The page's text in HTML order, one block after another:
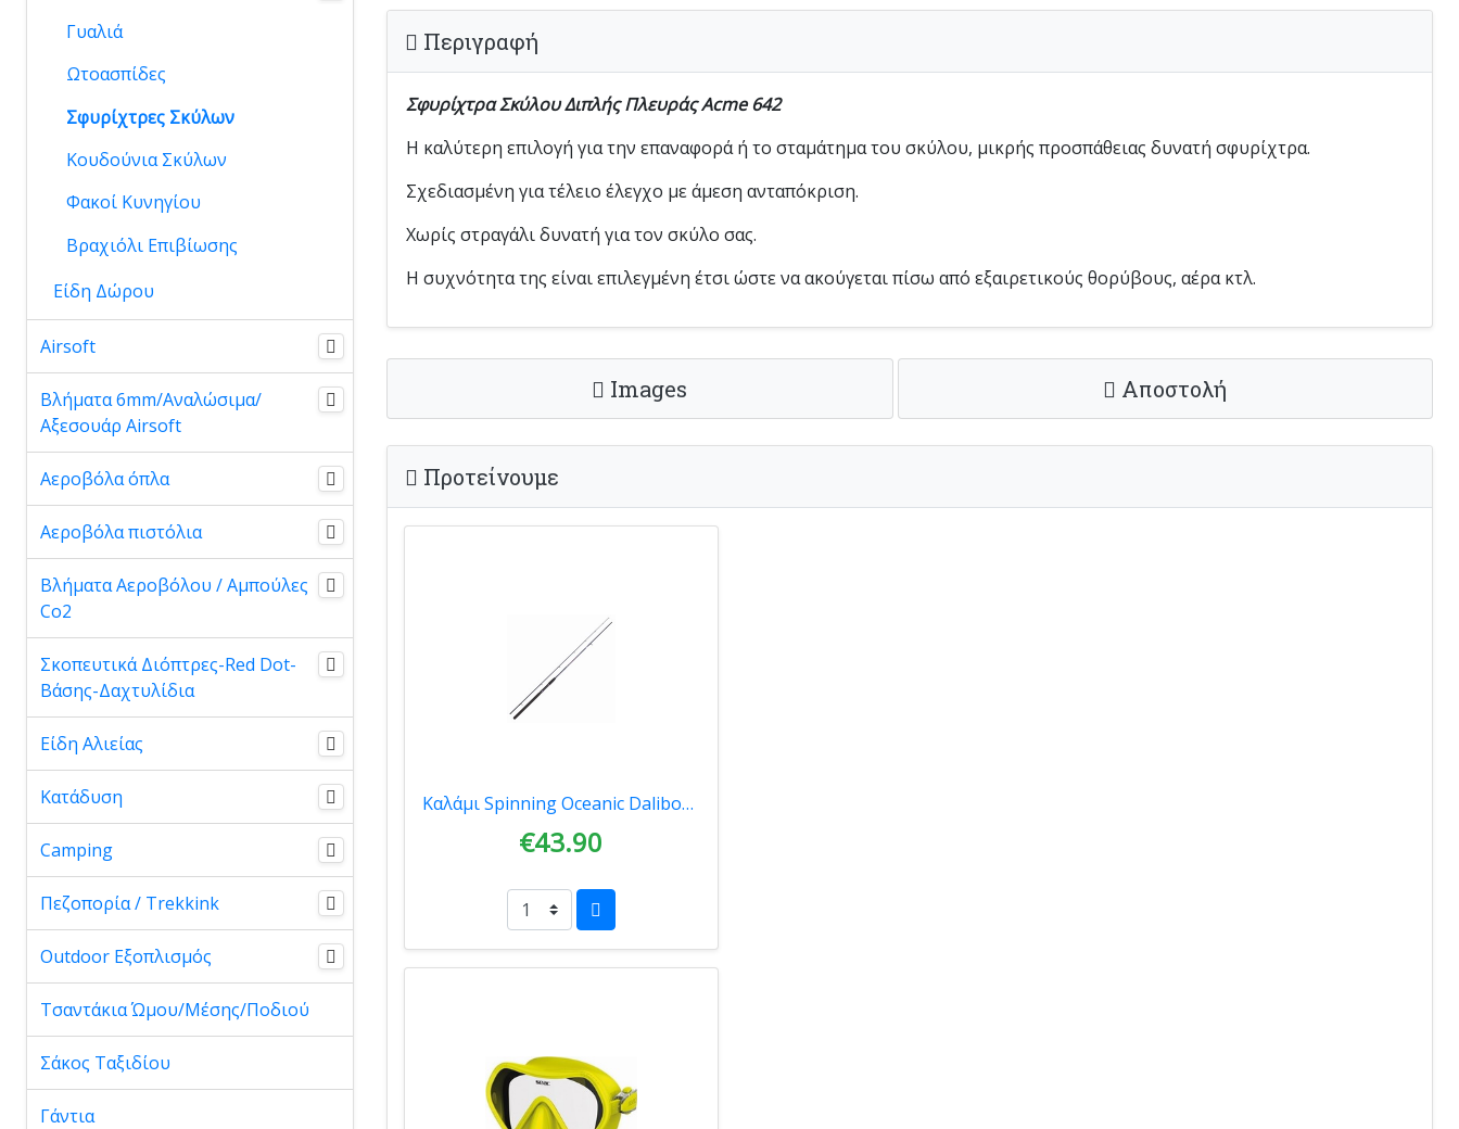
Περιγραφή
Σφυρίχτρα Σκύλου Διπλής Πλευράς Acme 642
Η καλύτερη επιλογή για την επαναφορά ή το σταμάτημα του σκύλου, μικρής προσπάθειας δυνατή σφυρίχτρα.
Σχεδιασμένη για τέλειο έλεγχο με άμεση ανταπόκριση.
Χωρίς στραγάλι δυνατή για τον σκύλο σας.
Η συχνότητα της είναι επιλεγμένη έτσι ώστε να ακούγεται πίσω από εξαιρετικούς θορύβους, αέρα κτλ.
Images Αποστολή
Προτείνουμε
Καλάμι Spinning Oceanic Dalibor 2.70m 10-40gr 1101129
€43.90
Γυαλιά
Ωτοασπίδες
Σφυρίχτρες Σκύλων
Κουδούνια Σκύλων
Φακοί Κυνηγίου
Βραχιόλι Επιβίωσης
Είδη Δώρου
Airsoft
Βλήματα 6mm/Αναλώσιμα/
Αξεσουάρ Airsoft
Αεροβόλα όπλα
Αεροβόλα πιστόλια
Βλήματα Αεροβόλου / Αμπούλες
Co2
Σκοπευτικά Διόπτρες-Red Dot-
Βάσης-Δαχτυλίδια
Είδη Αλιείας
Κατάδυση
Camping
Πεζοπορία / Trekkink
Outdoor Εξοπλισμός
Τσαντάκια Ώμου/Μέσης/Ποδιού
Σάκος Ταξιδίου
Γάντια